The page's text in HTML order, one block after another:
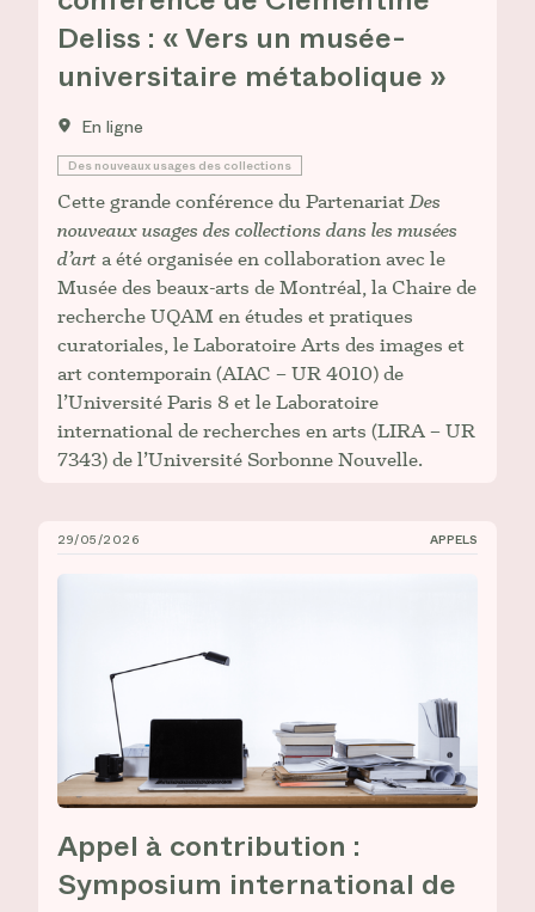
Deliss : « Vers un musée-
universitaire métabolique »
En ligne
Des nouveaux usages des collections
Cette grande conférence du PartenariatDes
nouveaux usages des collections dans les musées
d’art a été organisée en collaboration avec le
Musée des beaux-arts de Montréal, la Chaire de
recherche UQAM en études et pratiques
curatoriales, le Laboratoire Arts des images et
art contemporain (AIAC – UR 4010) de
l’Université Paris 8 et le Laboratoire
international de recherches en arts (LIRA – UR
7343) de l’Université Sorbonne Nouvelle.
Appel à contribution : Symposium international de
29/05/2026 APPELS
Appel à contribution :
Symposium international de